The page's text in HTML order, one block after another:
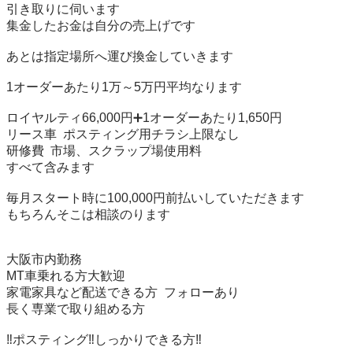
引き取りに伺います
集金したお金は自分の売上げです
あとは指定場所へ運び換金していきます
1オーダーあたり1万～5万円平均なります
ロイヤルティ66,000円➕1オーダーあたり1,650円
リース車 ポスティング用チラシ上限なし
研修費 市場、スクラップ場使用料
すべて含みます
毎月スタート時に100,000円前払いしていただきます
もちろんそこは相談のります
大阪市内勤務
MT車乗れる方大歓迎
家電家具など配送できる方 フォローあり
長く専業で取り組める方
‼️ポスティング‼️しっかりできる方‼️